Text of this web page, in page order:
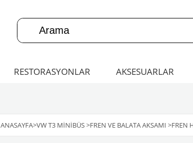
RESTORASYONLAR AKSESUARLAR
ANASAYFA>VW T3 MINIBÜS>FREN VE BALATA AKSAMI >FREN